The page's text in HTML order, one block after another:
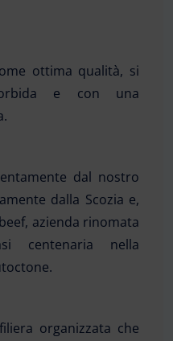
ottima qualità, si
e con una
dal nostro
dalla Scozia e,
azienda rinomata
centenaria nella
organizzata che